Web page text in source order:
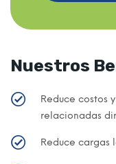
Nuestros
Reduce costos
relacionadas
Reduce cargas